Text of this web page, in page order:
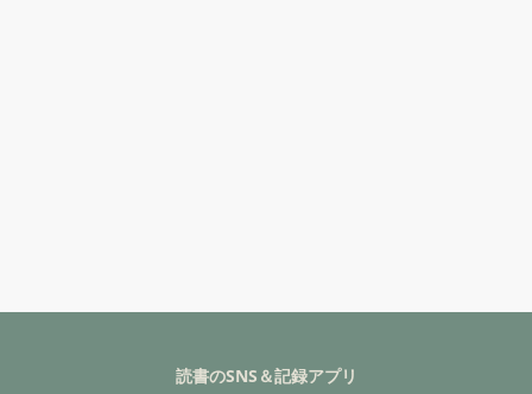
読書のSNS＆記録アプリ